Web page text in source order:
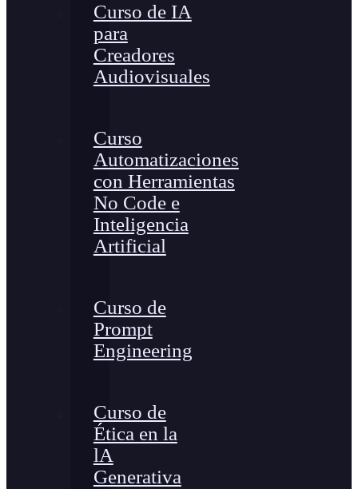
Curso de IA
para
Creadores
Audiovisuales
Curso
Automatizaciones
con Herramientas
No Code e
Inteligencia
Artificial
Curso de
Prompt
Engineering
Curso de
Ética en la
lA
Generativa